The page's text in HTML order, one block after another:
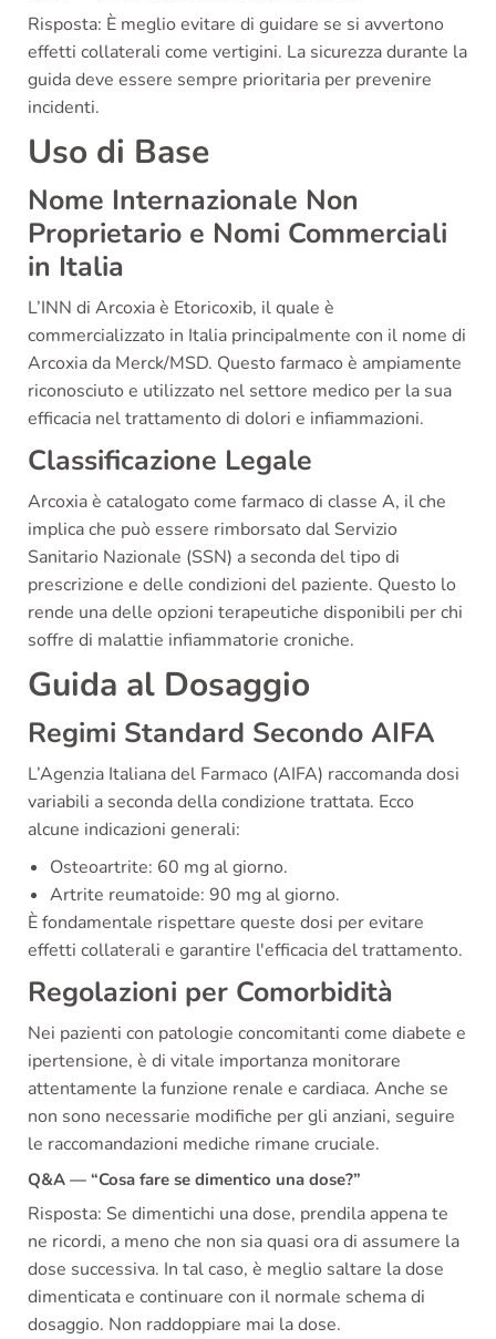
Risposta: È meglio evitare di guidare se si avvertono
effetti collaterali come vertigini. La sicurezza durante la
guida deve essere sempre prioritaria per prevenire
incidenti.
Uso di Base
Nome Internazionale Non
Proprietario e Nomi Commerciali
in Italia
L’INN di Arcoxia è Etoricoxib, il quale è
commercializzato in Italia principalmente con il nome di
Arcoxia da Merck/MSD. Questo farmaco è ampiamente
riconosciuto e utilizzato nel settore medico per la sua
efficacia nel trattamento di dolori e infiammazioni.
Classificazione Legale
Arcoxia è catalogato come farmaco di classe A, il che
implica che può essere rimborsato dal Servizio
Sanitario Nazionale (SSN) a seconda del tipo di
prescrizione e delle condizioni del paziente. Questo lo
rende una delle opzioni terapeutiche disponibili per chi
soffre di malattie infiammatorie croniche.
Guida al Dosaggio
Regimi Standard Secondo AIFA
L’Agenzia Italiana del Farmaco (AIFA) raccomanda dosi
variabili a seconda della condizione trattata. Ecco
alcune indicazioni generali:
Osteoartrite: 60 mg al giorno.
Artrite reumatoide: 90 mg al giorno.
È fondamentale rispettare queste dosi per evitare
effetti collaterali e garantire l'efficacia del trattamento.
Regolazioni per Comorbidità
Nei pazienti con patologie concomitanti come diabete e
ipertensione, è di vitale importanza monitorare
attentamente la funzione renale e cardiaca. Anche se
non sono necessarie modifiche per gli anziani, seguire
le raccomandazioni mediche rimane cruciale.
Q&A — “Cosa fare se dimentico una dose?”
Risposta: Se dimentichi una dose, prendila appena te
ne ricordi, a meno che non sia quasi ora di assumere la
dose successiva. In tal caso, è meglio saltare la dose
dimenticata e continuare con il normale schema di
dosaggio. Non raddoppiare mai la dose.